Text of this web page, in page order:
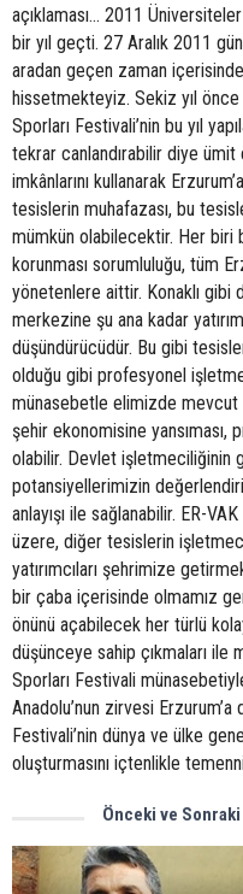
açıklaması... 2011 Üniversiteler
bir yıl geçti. 27 Aralık 2011
aradan geçen zaman
hissetmekteyiz. Sekiz yıl önce
Sporları Festivali’nin bu yıl
tekrar canlandırabilir diye
imkânlarını kullanarak
tesislerin muhafazası, bu
mümkün olabilecektir. Her biri
korunması sorumluluğu, tüm
yönetenlere aittir. Konaklı gibi
merkezine şu ana kadar
düşündürücüdür. Bu gibi
olduğu gibi profesyonel
münasebetle elimizde mevcut
şehir ekonomisine yansıması,
olabilir. Devlet işletmeciliğinin
potansiyellerimizin
anlayışı ile sağlanabilir. ER-
üzere, diğer tesislerin
yatırımcıları şehrimize
bir çaba içerisinde olmamız
önünü açabilecek her türlü
düşünceye sahip çıkmaları ile
Sporları Festivali
Anadolu’nun zirvesi Erzurum’a
Festivali’nin dünya ve ülke
oluşturmasını içtenlikle
Önceki ve